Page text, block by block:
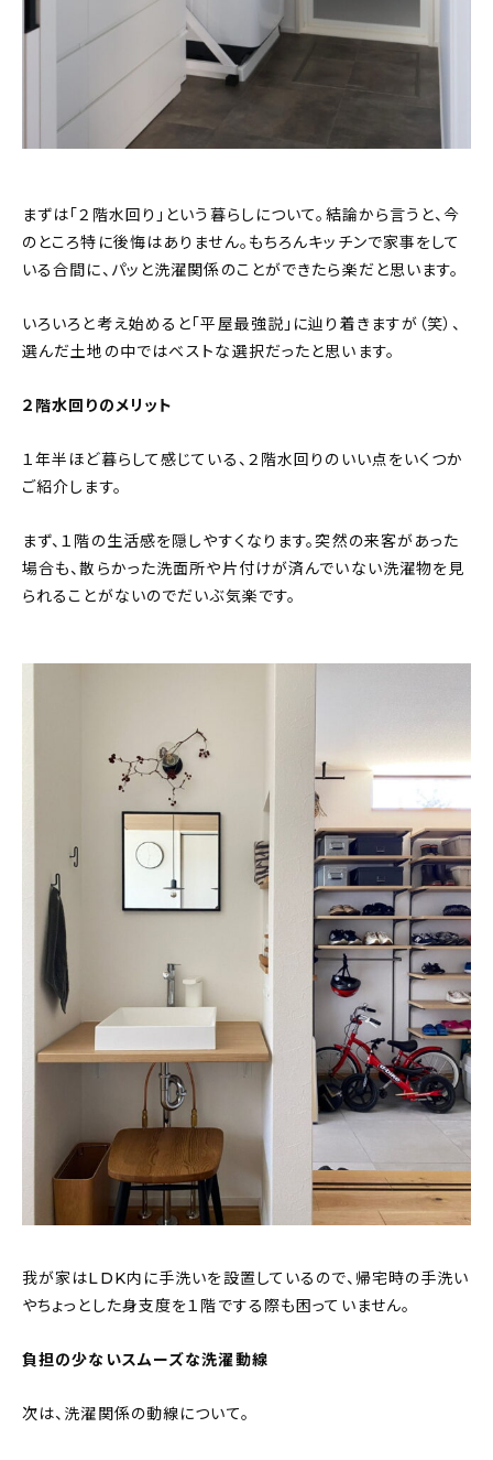
まずは「２階水回り」という暮らしについて。結論から言うと、今
のところ特に後悔はありません。もちろんキッチンで家事をして
いる合間に、パッと洗濯関係のことができたら楽だと思います。
いろいろと考え始めると「平屋最強説」に辿り着きますが（笑）、
選んだ土地の中ではベストな選択だったと思います。
２階水回りのメリット
１年半ほど暮らして感じている、２階水回りのいい点をいくつか
ご紹介します。
まず、１階の生活感を隠しやすくなります。突然の来客があった
場合も、散らかった洗面所や片付けが済んでいない洗濯物を見
られることがないのでだいぶ気楽です。
我が家はLDK内に手洗いを設置しているので、帰宅時の手洗い
やちょっとした身支度を１階でする際も困っていません。
負担の少ないスムーズな洗濯動線
次は、洗濯関係の動線について。